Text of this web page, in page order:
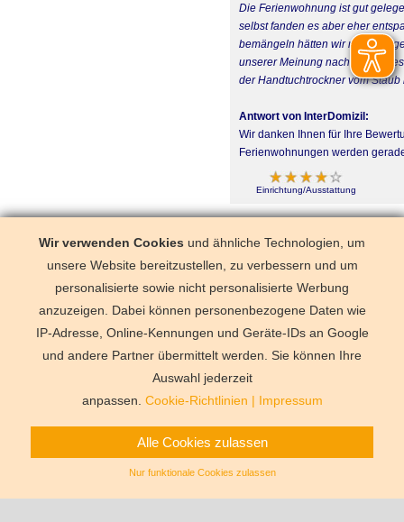
Die Ferienwohnung ist gut
selbst fanden es aber eher
bemängeln hätten wir nur 2
unserer Meinung nach (im
der Handtuchtrockner vom
Antwort von InterDomizil:
Wir danken Ihnen für Ihre
Ferienwohnungen werden
Einrichtung/Ausstattung
Urlaub im Juli 2023
Es war sehr schön und ruhig
Einrichtung/Ausstattung
Deutschland Florida
Wir verwenden Cookies und ähnliche Technologien, um
unsere Website bereitzustellen, zu verbessern und um
personalisierte sowie nicht personalisierte Werbung
anzuzeigen. Dabei können personenbezogene Daten wie
IP-Adresse, Online-Kennungen und Geräte-IDs an Google
und andere Partner übermittelt werden. Sie können Ihre
Auswahl jederzeit
anpassen. Cookie-Richtlinien | Impressum
Alle Cookies zulassen
Nur funktionale Cookies zulassen